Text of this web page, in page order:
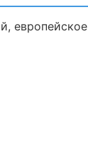
европейское